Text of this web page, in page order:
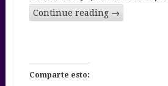
Continue reading →
Comparte esto: